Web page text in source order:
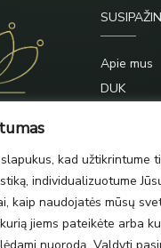
kad užtikrintume
individualizuotume
kaip naudojatės mūsų
jiems pateikėte arba
nuorodą „Valdyti
Apie mus
DUK
Kontaktai